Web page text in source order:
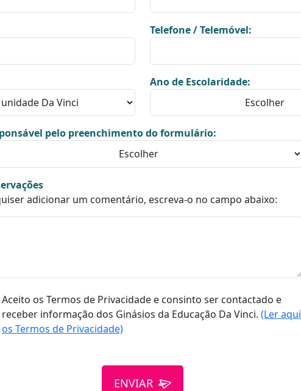
Telefone / Telemóvel:
Ano de Escolaridade:
pelo preenchimento do formulário:
adicionar um comentário, escreva-o no campo abaixo:
Aceito os Termos de Privacidade e consinto ser contactado e
receber informação dos Ginásios da Educação Da Vinci.(Ler aqui
os Termos de Privacidade)
ENVIAR